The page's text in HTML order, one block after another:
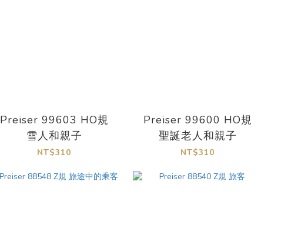
Preiser 99603 HO規
雪人和親子
NT$310
Preiser 99600 HO規
聖誕老人和親子
NT$310